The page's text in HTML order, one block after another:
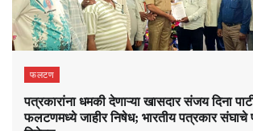
फलटण
पत्रकारांना धमकी देणाऱ्या खासदार संजय दिना
फलटणमध्ये जाहीर निषेध; भारतीय पत्रकार संघाचे